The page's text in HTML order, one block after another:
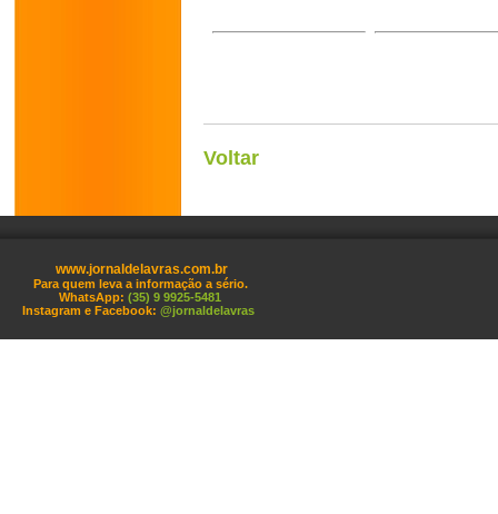
Voltar
www.jornaldelavras.com.br
Para quem leva a informação a sério.
WhatsApp: (35) 9 9925-5481
Instagram e Facebook: @jornaldelavras